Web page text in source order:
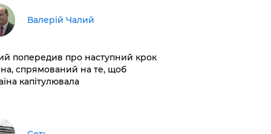
Валерій Чалий
попередив про наступний крок
спрямований на те, щоб
капітулювала